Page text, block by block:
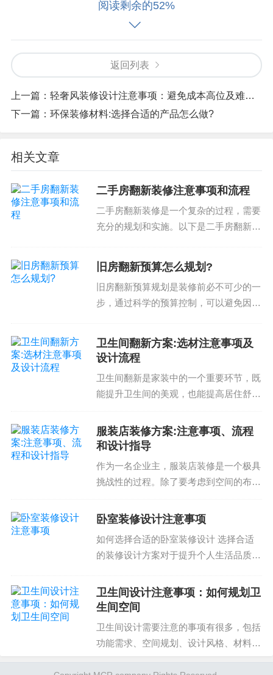
能会导致装修质量下降，甚至出现一些安全隐患。
因此，了解装修材料的种类和特点是选择装修材料
4.1_${type}选择材料
不同的装修材料都有其特点和适用范围，例如木
和适用范围，并根据自己的需求选择合适的材料。
如果对这些材料的特点和适用范围不清楚，可能会
导致装修质量下降，甚至出现一些安全隐患。因
此，了解装修材料的种类和特点是选择装修材料的
各种装修材料的价格和质量。不同的材料价格不
等，价格越高的材料质量越好。但是，价格并不是
唯一的考虑因素。如果您没有足够的预算，也可以
选择一些价格较低的材料，只要您能够确保其质量
助您更好地选择装修材料，也可以避免一些可能造
成的经济损失。
在装修完成后，我们需要验收和保养装修材料。验
收是为了确保装修质量，保养是为了保证装修材料
的使用寿命。如果不验收和保养，可能会导致装修
保养是选择装修材料的重要步骤之一。
在选择装修材料时，我们需要了解各种装修材料的
注意事项和流程。通过了解装修材料的注意事项和
阅读剩余的52%
返回列表
上一篇： 轻奢风装修设计注意事项：避免成本高位及难以维护
下一篇： 环保装修材料:选择合适的产品怎么做?
相关文章
二手房翻新装修注意事项和流程
二手房翻新装修是一个复杂的过程，需要
充分的规划和实施。以下是二手房翻新装
翻新装修之前，需要先进行规划和设计。
包括空间布局、装修风...
旧房翻新预算怎么规划?
旧房翻新预算规划是装修前必不可少的一
步，通过科学的预算控制，可以避免因缺
呢？下面就跟随小编一起去了解一下吧。
1.预算控制预算控制是...
卫生间翻新方案:选材注意事项及
设计流程
卫生间翻新是家装中的一个重要环节，既
能提升卫生间的美观，也能提高居住舒适
需要注意事项和流程。了解这些知识可以
帮助您避免潜在问题和提高翻新效果。卫
服装店装修方案:注意事项、流程
和设计指导
作为一名企业主，服装店装修是一个极具
挑战性的过程。除了要考虑到空间的布局
足商店的具体需求，吸引顾客，并最终促
意事项、流程和设计指...
卧室装修设计注意事项
如何选择合适的卧室装修设计 选择合适
的装修设计方案对于提升个人生活品质至
不同，希望都想要一个舒适的私人空间。
但是，并不是所有的设计方案都能实现理
卫生间设计注意事项：如何规划卫
生间空间
卫生间设计需要注意的事项有很多，包括
功能需求、空间规划、设计风格、材料选